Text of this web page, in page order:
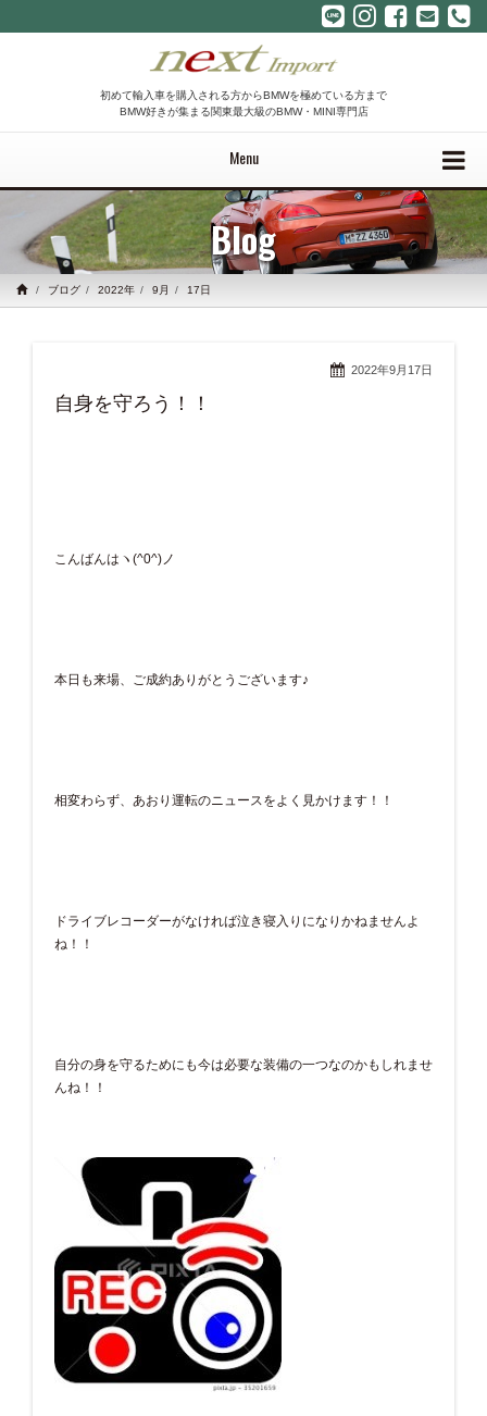
初めて輸入車を購入される方からBMWを極めている方まで
BMW好きが集まる関東最大級のBMW・MINI専門店
Menu
Blog
ブログ 2022年 9月 17日
2022年9月17日
自身を守ろう！！
こんばんはヽ(^0^)ノ
本日も来場、ご成約ありがとうございます♪
相変わらず、あおり運転のニュースをよく見かけます！！
ドライブレコーダーがなければ泣き寝入りになりかねませんよ
ね！！
自分の身を守るためにも今は必要な装備の一つなのかもしれませ
んね！！